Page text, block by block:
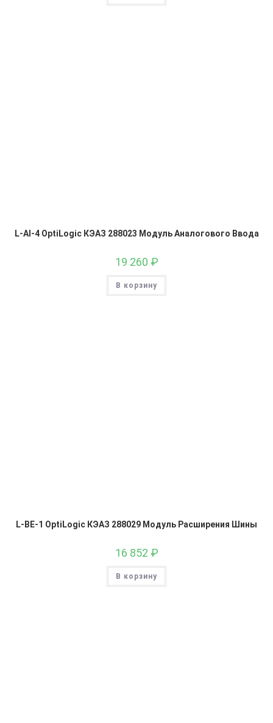
L-AI-4 OptiLogic КЭАЗ 288023 Модуль Аналогового Ввода
19 260 ₽
В корзину
L-BE-1 OptiLogic КЭАЗ 288029 Модуль Расширения Шины
16 852 ₽
В корзину